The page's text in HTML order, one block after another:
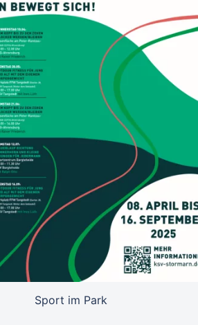
Sport im Park